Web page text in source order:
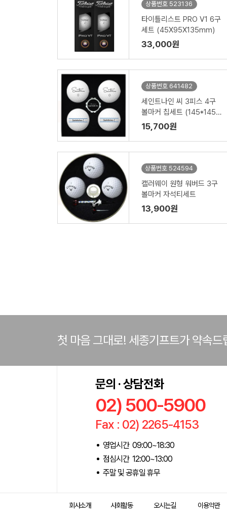
상품번호 523136
타이틀리스트 PRO V1 6구
세트 (45X95X135mm)
33,000원
상품번호 641482
세인트나인 씨 3피스 4구
볼마커 칩세트 (145*145*
45mm)
15,700원
상품번호 524594
캘러웨이 원형 워버드 3구
볼마커 자석티세트
13,900원
첫 마음 그대로! 세종기프트가 약속드
문의 · 상담전화
02) 500-5900
Fax : 02) 2265-4153
영업시간 09:00~18:30
점심시간 12:00~13:00
주말 및 공휴일 휴무
회사소개 사회활동 오시는길 이용약관